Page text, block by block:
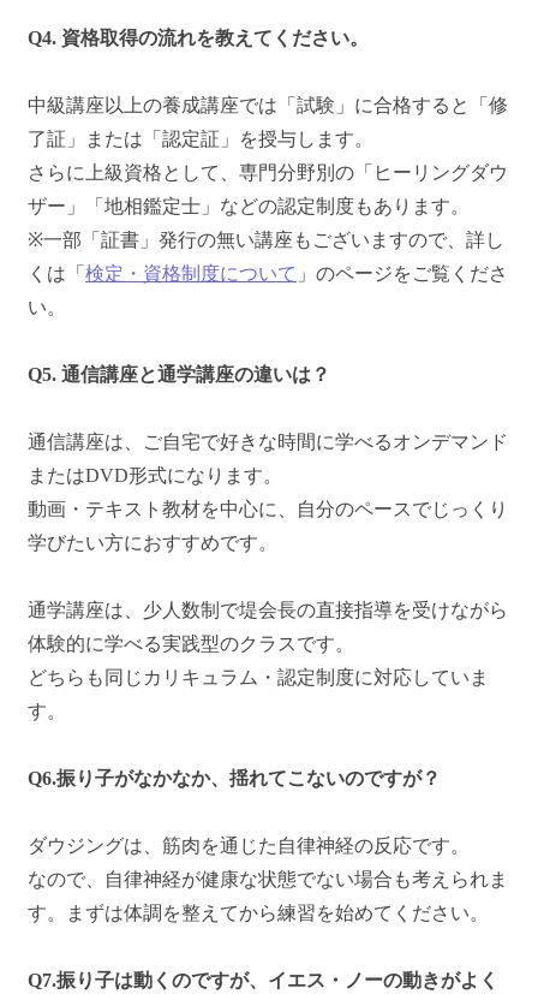
Q4. 資格取得の流れを教えてください。
中級講座以上の養成講座では「試験」に合格すると「修
了証」または「認定証」を授与します。
さらに上級資格として、専門分野別の「ヒーリングダウ
ザー」「地相鑑定士」などの認定制度もあります。
※一部「証書」発行の無い講座もございますので、詳し
くは「 検定・資格制度について 」のページをご覧くださ
い。
Q5. 通信講座と通学講座の違いは？
通信講座は、ご自宅で好きな時間に学べるオンデマンド
またはDVD形式になります。
動画・テキスト教材を中心に、自分のペースでじっくり
学びたい方におすすめです。
通学講座は、少人数制で堤会長の直接指導を受けながら
体験的に学べる実践型のクラスです。
どちらも同じカリキュラム・認定制度に対応していま
す。
Q6.振り子がなかなか、揺れてこないのですが？
ダウジングは、筋肉を通じた自律神経の反応です。
なので、自律神経が健康な状態でない場合も考えられま
す。まずは体調を整えてから練習を始めてください。
Q7.振り子は動くのですが、イエス・ノーの動きがよく